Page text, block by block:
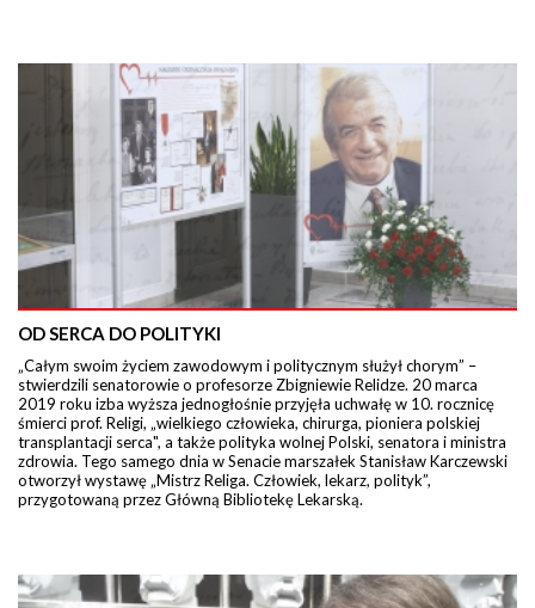
OD SERCA DO POLITYKI
„Całym swoim życiem zawodowym i politycznym służył chorym” –
stwierdzili senatorowie o profesorze Zbigniewie Relidze. 20 marca
2019 roku izba wyższa jednogłośnie przyjęła uchwałę w 10. rocznicę
śmierci prof. Religi, „wielkiego człowieka, chirurga, pioniera polskiej
transplantacji serca", a także polityka wolnej Polski, senatora i ministra
zdrowia. Tego samego dnia w Senacie marszałek Stanisław Karczewski
otworzył wystawę „Mistrz Religa. Człowiek, lekarz, polityk”,
przygotowaną przez Główną Bibliotekę Lekarską.